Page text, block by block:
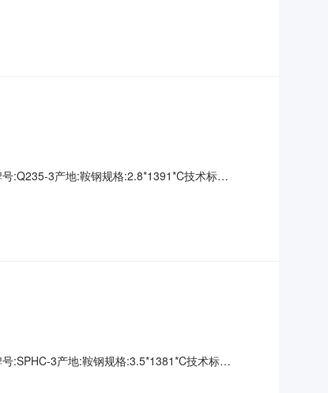
:Q235-3产地:鞍钢规格:2.8*1391*C技术标
:SPHC-3产地:鞍钢规格:3.5*1381*C技术标